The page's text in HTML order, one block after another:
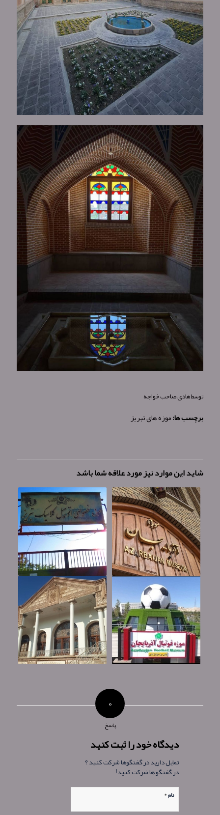
توسطهادی صاحب خواجه
برچسب ها:موزه های تبریز
شاید این موارد نیز مورد علاقه شما باشد
۰
پاسخ
دیدگاه خود را ثبت کنید
تمایل دارید در گفتگوها شرکت کنید ؟
در گفتگو ها شرکت کنید!
نام*